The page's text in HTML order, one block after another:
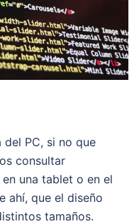
del PC, si no que
consultar
en una tablet o en el
ahí, que el diseño
tamaños.